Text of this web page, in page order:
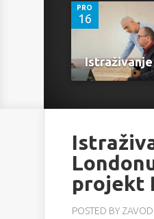
PRO
16
Istraživanje
projekt
POSTED BY